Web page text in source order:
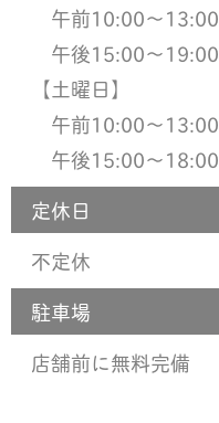
午前10:00〜13:00
午後15:00〜19:00
【土曜日】
午前10:00〜13:00
午後15:00〜18:00
定休日
不定休
駐車場
店舗前に無料完備